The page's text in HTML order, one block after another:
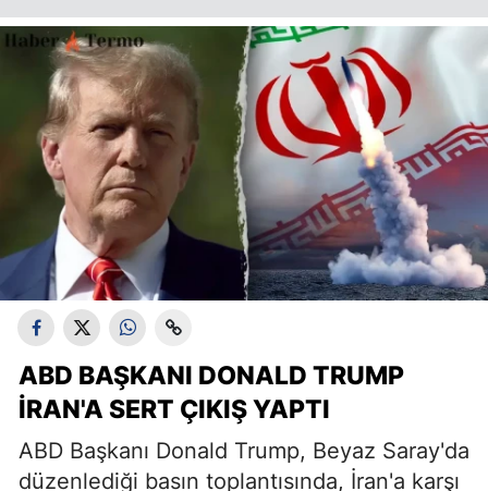
ABD BAŞKANI DONALD TRUMP
İRAN'A SERT ÇIKIŞ YAPTI
ABD Başkanı Donald Trump, Beyaz Saray'da
düzenlediği basın toplantısında, İran'a karşı